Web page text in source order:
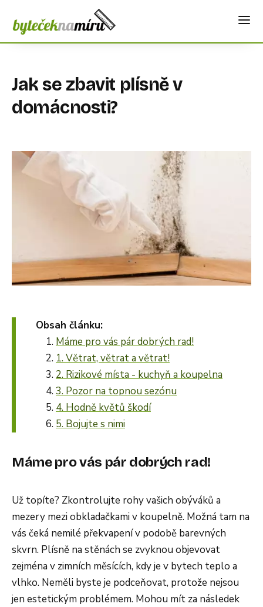
Jak se zbavit plísně v
domácnosti?
Obsah článku:
Máme pro vás pár dobrých rad!
1. Větrat, větrat a větrat!
2. Rizikové místa - kuchyň a koupelna
3. Pozor na topnou sezónu
4. Hodně květů škodí
5. Bojujte s nimi
Máme pro vás pár dobrých rad!
Už topíte? Zkontrolujte rohy vašich obýváků a
mezery mezi obkladačkami v koupelně. Možná tam na
vás čeká nemilé překvapení v podobě barevných
skvrn. Plísně na stěnách se zvyknou objevovat
zejména v zimních měsících, kdy je v bytech teplo a
vlhko. Neměli byste je podceňovat, protože nejsou
jen estetickým problémem. Mohou mít za následek